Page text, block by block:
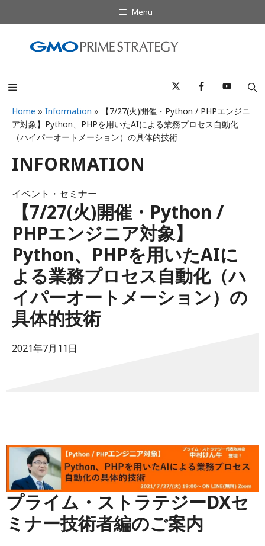
ン
Menu
Menu
Home » Information »
【7/27(火)開催・Python / PHPエンジニ
ア対象】Python、PHPを用いたAIによる業務プロセス自動化
（ハイパーオートメーション）の具体的技術
INFORMATION
イベント・セミナー
【7/27(火)開催・Python /
PHPエンジニア対象】
Python、PHPを用いたAIに
よる業務プロセス自動化（ハ
イパーオートメーション）の
具体的技術
2021年7月11日
プライム・ストラテジーDXセ
ミナー技術者編のご案内